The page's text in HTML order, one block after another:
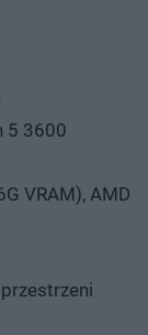
5 3600
VRAM), AMD